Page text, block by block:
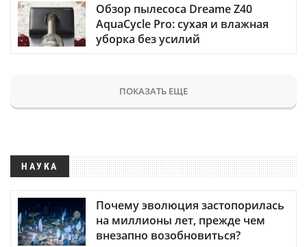
Обзор пылесоса Dreame Z40
AquaCycle Pro: сухая и влажная
уборка без усилий
ПОКАЗАТЬ ЕЩЕ
НАУКА
Почему эволюция застопорилась
на миллионы лет, прежде чем
внезапно возобновиться?